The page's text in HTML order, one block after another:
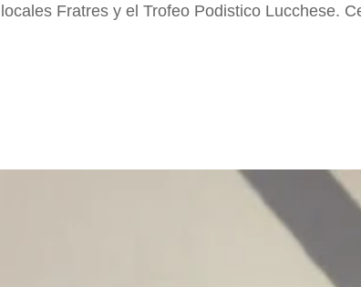
Fratres y el Trofeo Podistico Lucchese.